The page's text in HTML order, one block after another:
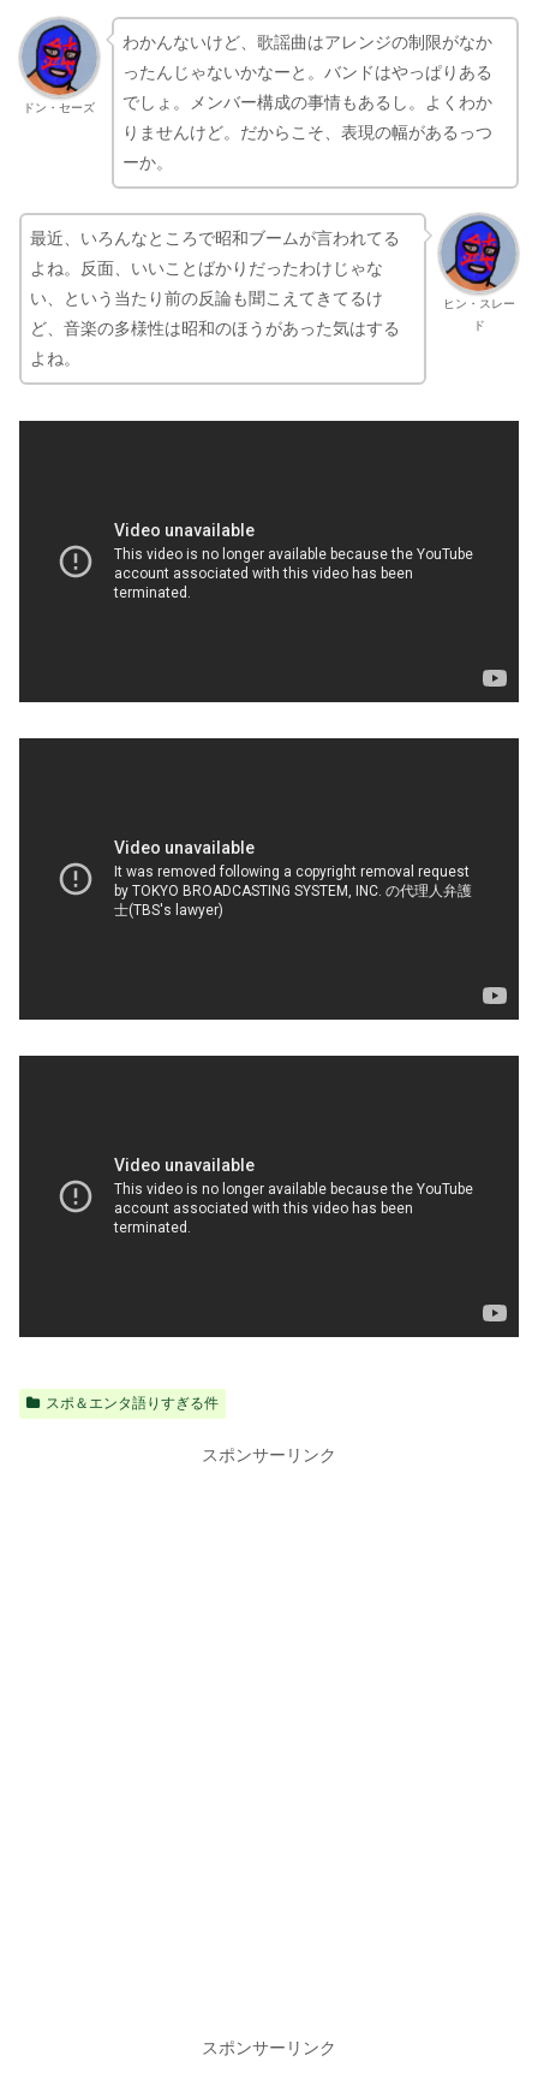
ドン・セーズ
わかんないけど、歌謡曲はアレンジの制限がなか
ったんじゃないかなーと。バンドはやっぱりある
でしょ。メンバー構成の事情もあるし。よくわか
りませんけど。だからこそ、表現の幅があるっつ
ーか。
ヒン・スレー
ド
最近、いろんなところで昭和ブームが言われてる
よね。反面、いいことばかりだったわけじゃな
い、という当たり前の反論も聞こえてきてるけ
ど、音楽の多様性は昭和のほうがあった気はする
よね。
スポ＆エンタ語りすぎる件
スポンサーリンク
スポンサーリンク